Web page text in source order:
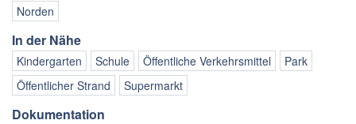
Norden
In der Nähe
Kindergarten Schule Öffentliche Verkehrsmittel
Park
Öffentlicher Strand
Supermarkt
Dokumentation